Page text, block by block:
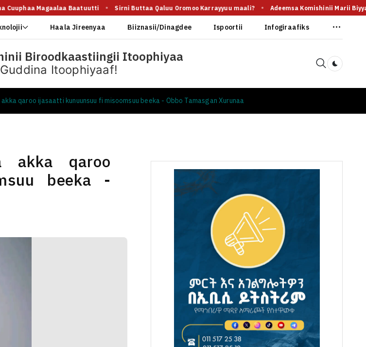
Cuuphaa Magaalaa Baatuutti Sirni Buttaa Qaluu Oromoo Karrayyuu maali? Adeemsa Komishinii Marii
Haala Jireenyaa Biiznasii/Dinagdee Ispoortii Infogiraafiks
Biroodkaastiingii Itoophiyaa
Guddina Itoophiyaaf! Dark
akka qaroo ijasaatti kunuunsuu fi misoomsuu beeka - Obbo Tamasgan Xurunaa
akka qaroo
beeka -